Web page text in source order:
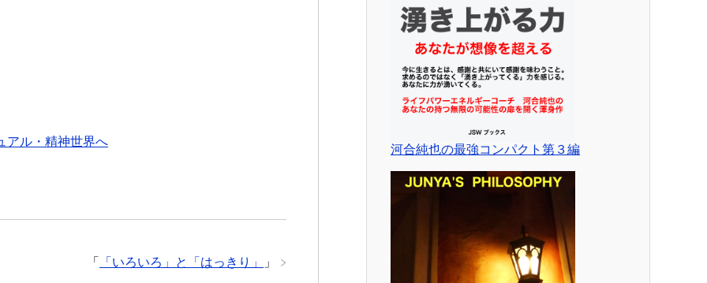
「 「いろいろ」と「はっきり」 」
河合純也の最強コンパクト第３編